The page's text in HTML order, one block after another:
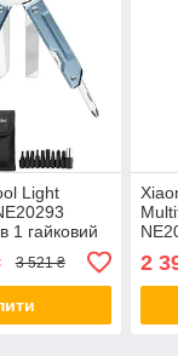
Light
1 гайковий
3 521 ₴ 2